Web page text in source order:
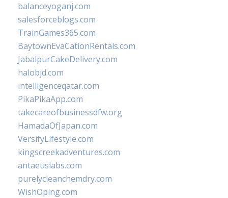
balanceyoganj.com
salesforceblogs.com
TrainGames365.com
BaytownEvaCationRentals.com
JabalpurCakeDelivery.com
halobjd.com
intelligenceqatar.com
PikaPikaApp.com
takecareofbusinessdfw.org
HamadaOfJapan.com
VersifyLifestyle.com
kingscreekadventures.com
antaeuslabs.com
purelycleanchemdry.com
WishOping.com